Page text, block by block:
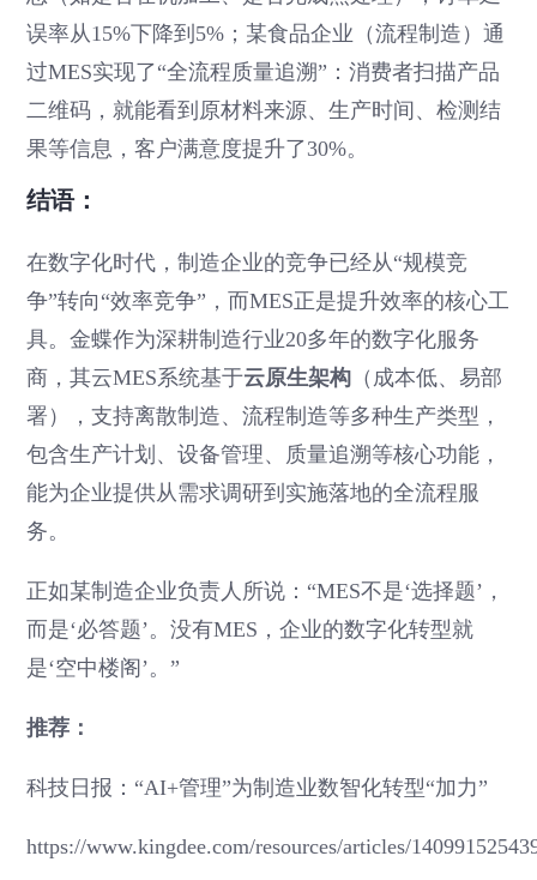
误率从15%下降到5%；某食品企业（流程制造）通
过MES实现了“全流程质量追溯”：消费者扫描产品
二维码，就能看到原材料来源、生产时间、检测结
果等信息，客户满意度提升了30%。
结语：
在数字化时代，制造企业的竞争已经从“规模竞
争”转向“效率竞争”，而MES正是提升效率的核心工
具。金蝶作为深耕制造行业20多年的数字化服务
商，其云MES系统基于云原生架构 （成本低、易部
署），支持离散制造、流程制造等多种生产类型，
包含生产计划、设备管理、质量追溯等核心功能，
能为企业提供从需求调研到实施落地的全流程服
务。
正如某制造企业负责人所说：“MES不是‘选择题’，
而是‘必答题’。没有MES，企业的数字化转型就
是‘空中楼阁’。”
推荐：
科技日报：“AI+管理”为制造业数智化转型“加力”
https://www.kingdee.com/resources/articles/